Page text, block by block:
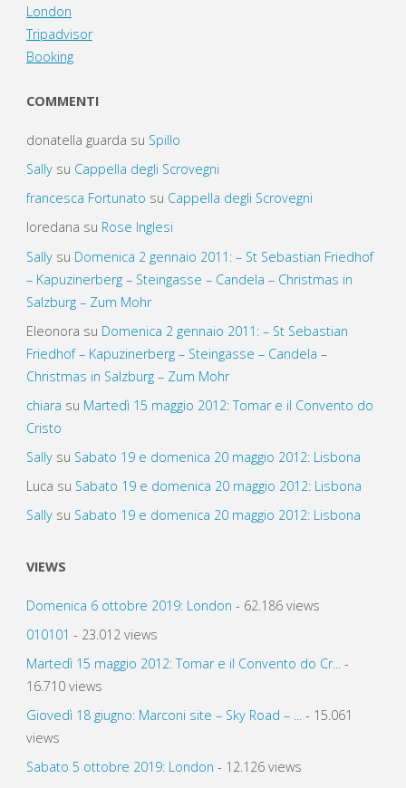
London
Tripadvisor
Booking
COMMENTI
donatella guarda su Spillo
Sallysu Cappella degli Scrovegni
francesca Fortunato su Cappella degli Scrovegni
loredana su Rose Inglesi
Sallysu Domenica 2 gennaio 2011: – St Sebastian Friedhof
– Kapuzinerberg – Steingasse – Candela – Christmas in
Salzburg – Zum Mohr
Eleonora su Domenica 2 gennaio 2011: – St Sebastian
Friedhof – Kapuzinerberg – Steingasse – Candela –
Christmas in Salzburg – Zum Mohr
chiara su Martedì 15 maggio 2012: Tomar e il Convento do
Cristo
Sallysu Sabato 19 e domenica 20 maggio 2012: Lisbona
Luca su Sabato 19 e domenica 20 maggio 2012: Lisbona
Sallysu Sabato 19 e domenica 20 maggio 2012: Lisbona
VIEWS
Domenica 6 ottobre 2019: London - 62.186 views
010101 - 23.012 views
Martedì 15 maggio 2012: Tomar e il Convento do Cr...-
16.710 views
Giovedì 18 giugno: Marconi site – Sky Road – ...- 15.061
views
Sabato 5 ottobre 2019: London - 12.126 views